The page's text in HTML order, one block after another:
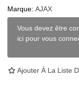
Marque: AJAX
Vous devez être
ici pour vous
Ajouter À La Liste